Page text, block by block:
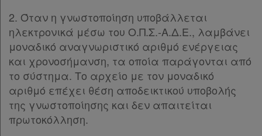
2. Όταν η γνωστοποίηση υποβάλλεται
ηλεκτρονικά μέσω του Ο.Π.Σ.-Α.Δ.Ε., λαμβάνει
μοναδικό αναγνωριστικό αριθμό ενέργειας
και χρονοσήμανση, τα οποία παράγονται από
το σύστημα. Το αρχείο με τον μοναδικό
αριθμό επέχει θέση αποδεικτικού υποβολής
της γνωστοποίησης και δεν απαιτείται
πρωτοκόλληση.